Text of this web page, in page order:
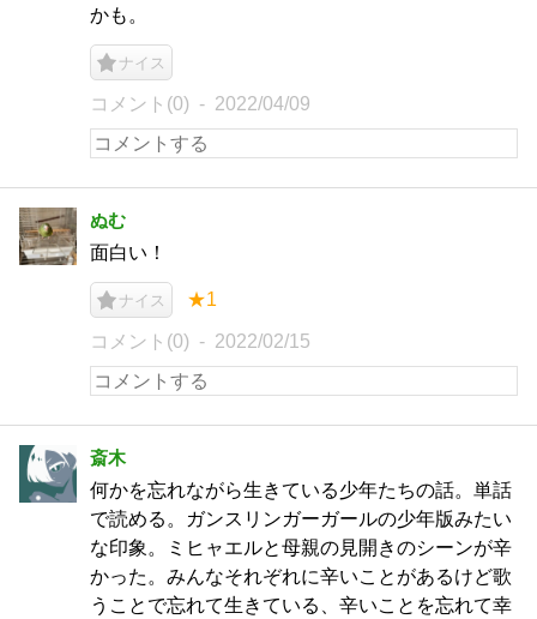
かも。
ナイス
コメント(0) 2022/04/09
ぬむ
面白い！
ナイス ★1
コメント(0) 2022/02/15
斎木
何かを忘れながら生きている少年たちの話。単話
で読める。ガンスリンガーガールの少年版みたい
な印象。ミヒャエルと母親の見開きのシーンが辛
かった。みんなそれぞれに辛いことがあるけど歌
うことで忘れて生きている、辛いことを忘れて幸